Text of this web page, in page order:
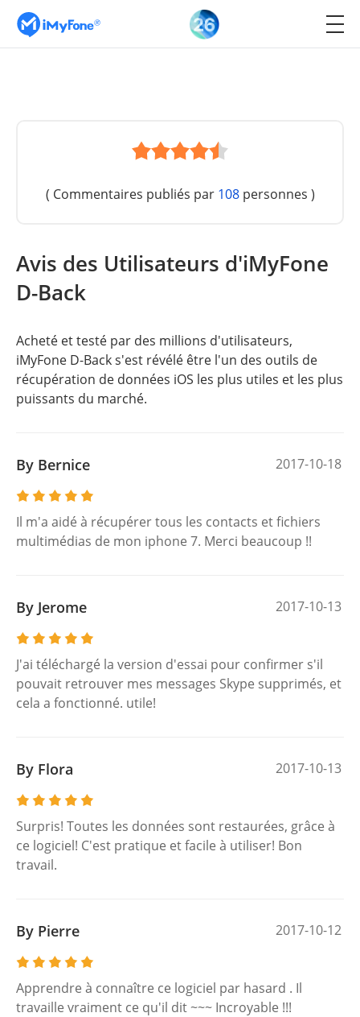
( Commentaires publiés par 108personnes )
Avis des Utilisateurs d'iMyFone
D-Back
Acheté et testé par des millions d'utilisateurs,
iMyFone D-Back s'est révélé être l'un des outils de
récupération de données iOS les plus utiles et les plus
puissants du marché.
By Bernice 2017-10-18
Il m'a aidé à récupérer tous les contacts et fichiers
multimédias de mon iphone 7. Merci beaucoup !!
By Jerome 2017-10-13
J'ai téléchargé la version d'essai pour confirmer s'il
pouvait retrouver mes messages Skype supprimés, et
cela a fonctionné. utile!
By Flora 2017-10-13
Surpris! Toutes les données sont restaurées, grâce à
ce logiciel! C'est pratique et facile à utiliser! Bon
travail.
By Pierre 2017-10-12
Apprendre à connaître ce logiciel par hasard . Il
travaille vraiment ce qu'il dit ~~~ Incroyable !!!